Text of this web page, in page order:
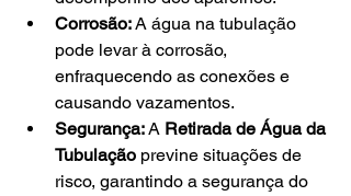
Corrosão: A água na tubulação
pode levar à corrosão,
enfraquecendo as conexões e
causando vazamentos.
Segurança: A Retirada de Água da
Tubulação previne situações de
risco, garantindo a segurança do